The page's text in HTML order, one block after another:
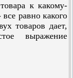
к какому-
равно какого
товаров дает,
выражение